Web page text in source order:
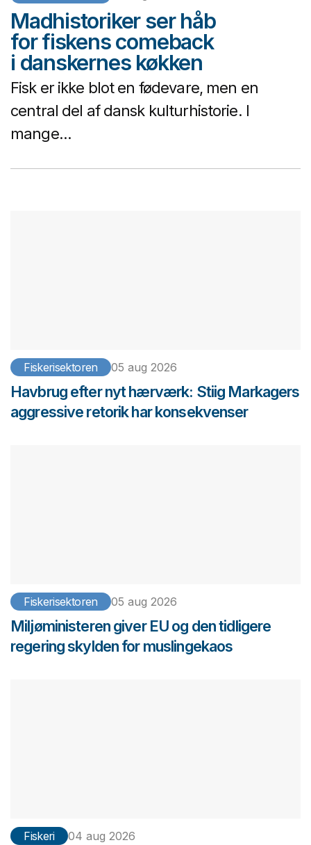
Madhistoriker ser håb
for fiskens comeback
i danskernes køkken
Fisk er ikke blot en fødevare, men en
central del af dansk kulturhistorie. I
mange...
Fiskerisektoren 05 aug 2026
Havbrug efter nyt hærværk: Stiig Markagers
aggressive retorik har konsekvenser
Fiskerisektoren 05 aug 2026
Miljøministeren giver EU og den tidligere
regering skylden for muslingekaos
Fiskeri 04 aug 2026